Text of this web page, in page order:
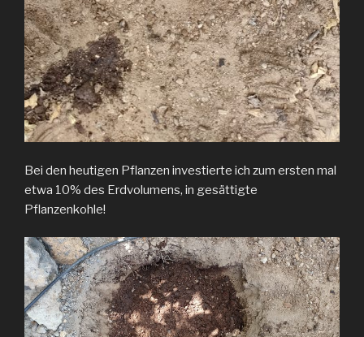
Bei den heutigen Pflanzen investierte ich zum ersten mal
etwa 10% des Erdvolumens, in gesättigte
Pflanzenkohle!